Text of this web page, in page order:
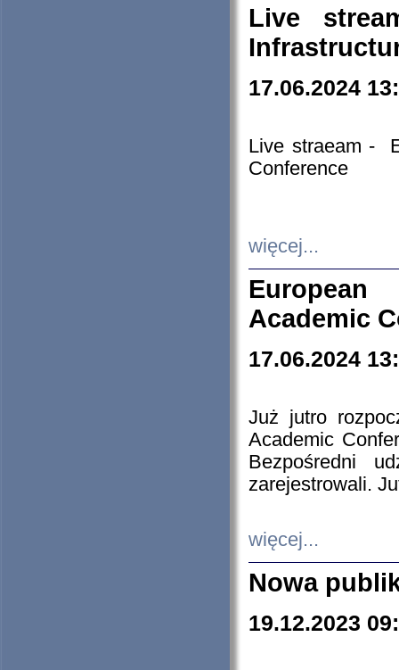
Live
17.06.2024
Live straeam -
Conference
więcej...
European
Academic
17.06.2024
Już jutro
Academic
Bezpośredni
zarejestrowali.
więcej...
Nowa
19.12.2023